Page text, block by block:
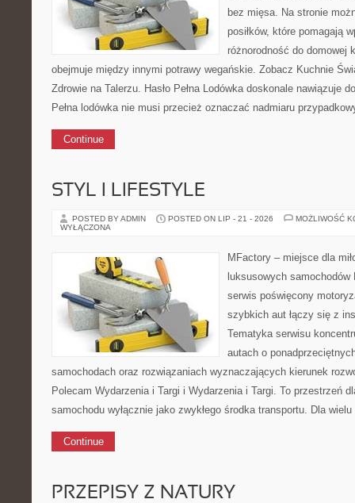
bez mięsa. Na stronie
posiłków, które pomagają
różnorodność do domowej
obejmuje między innymi potrawy wegańskie. Zobacz Kuchnie
Zdrowie na Talerzu. Hasło Pełna Lodówka doskonale nawiązuje
Pełna lodówka nie musi przecież oznaczać nadmiaru
Continue
STYL I LIFESTYLE
POSTED BY ADMIN POSTED ON LIP - 21 - 2026
MOŻLIWOŚĆ
WYŁĄCZONA
MFactory – miejsce dla
luksusowych
serwis poświęcony
szybkich aut łączy się z
Tematyka serwisu
autach o
samochodach oraz rozwiązaniach wyznaczających kierunek
Polecam Wydarzenia i Targi i Wydarzenia i Targi. To przestrzeń
samochodu wyłącznie jako zwykłego środka transportu. Dla
Continue
PRZEPISY Z NATURY